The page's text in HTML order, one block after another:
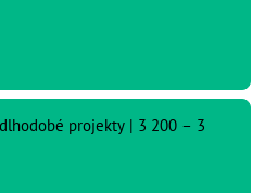
projekty | 3 200 – 3